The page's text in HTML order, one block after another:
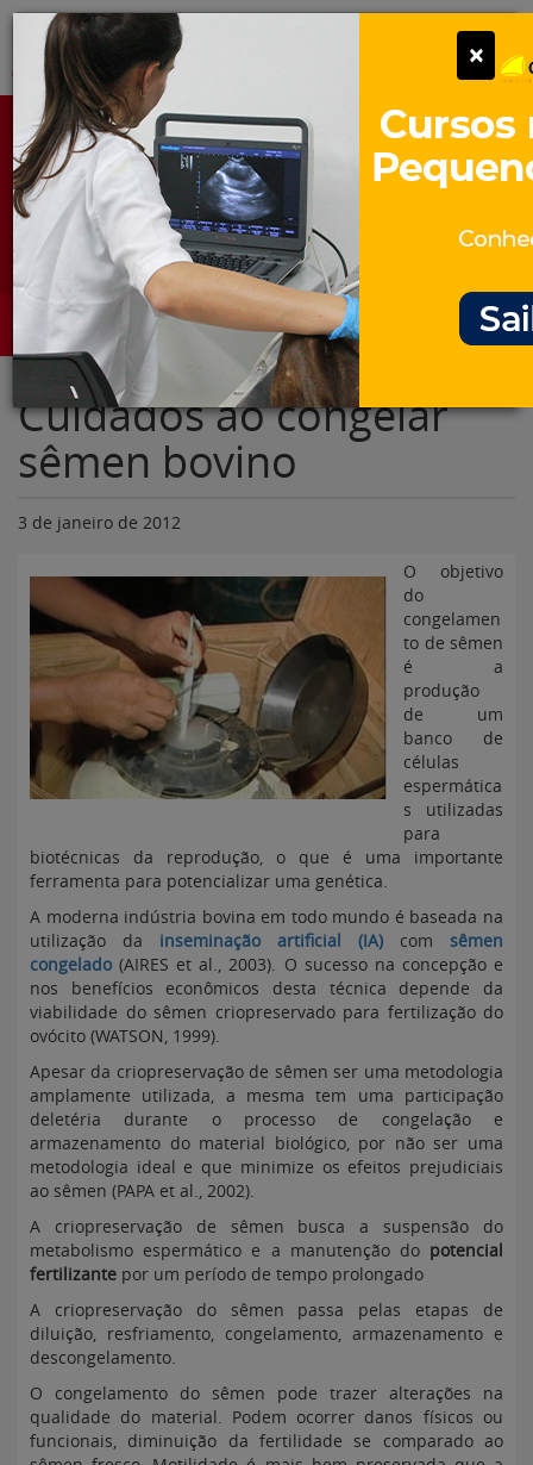
Pular
para
conteúdo
Portal para Profissionais Veterinários
Assine Gratuitamente
Categorias
Cuidados ao congelar
sêmen bovino
3 de janeiro de 2012
O objetivo
do
congelamen
to de sêmen
é a
produção
de um
banco de
células
espermática
s utilizadas
para
biotécnicas da reprodução, o que é uma importante
ferramenta para potencializar uma genética.
A moderna indústria bovina em todo mundo é baseada na
utilização da inseminação artificial (IA) com sêmen
congelado (AIRES et al., 2003). O sucesso na concepção e
nos benefícios econômicos desta técnica depende da
viabilidade do sêmen criopreservado para fertilização do
ovócito (WATSON, 1999).
Apesar da criopreservação de sêmen ser uma metodologia
amplamente utilizada, a mesma tem uma participação
deletéria durante o processo de congelação e
armazenamento do material biológico, por não ser uma
metodologia ideal e que minimize os efeitos prejudiciais
ao sêmen (PAPA et al., 2002).
A criopreservação de sêmen busca a suspensão do
metabolismo espermático e a manutenção do potencial
fertilizante por um período de tempo prolongado
A criopreservação do sêmen passa pelas etapas de
diluição, resfriamento, congelamento, armazenamento e
descongelamento.
O congelamento do sêmen pode trazer alterações na
qualidade do material. Podem ocorrer danos físicos ou
funcionais, diminuição da fertilidade se comparado ao
×